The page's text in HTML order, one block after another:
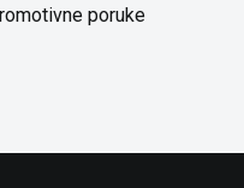
poruke